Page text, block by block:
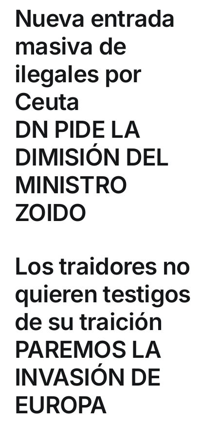
Nueva entrada
masiva de
ilegales por
Ceuta
DN PIDE LA
DIMISIÓN DEL
MINISTRO
ZOIDO
Los traidores no
quieren testigos
de su traición
PAREMOS LA
INVASIÓN DE
EUROPA